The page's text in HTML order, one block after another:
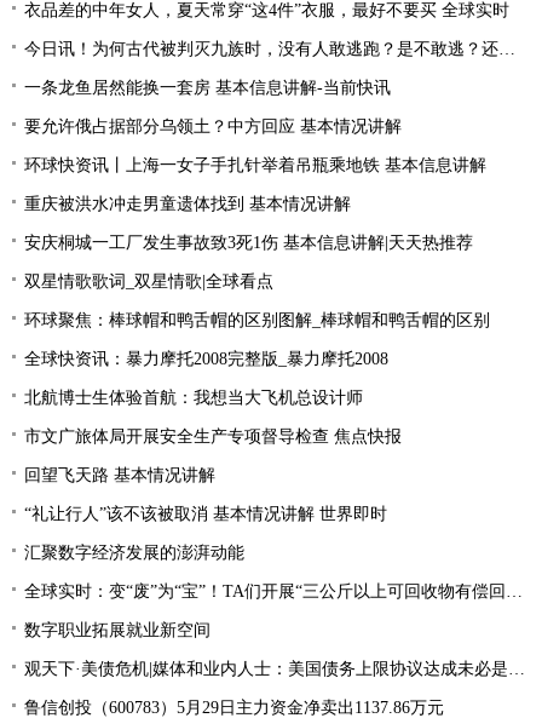
衣品差的中年女人，夏天常穿“这4件”衣服，最好不要买 全球实时
今日讯！为何古代被判灭九族时，没有人敢逃跑？是不敢逃？还是不能逃
一条龙鱼居然能换一套房 基本信息讲解-当前快讯
要允许俄占据部分乌领土？中方回应 基本情况讲解
环球快资讯丨上海一女子手扎针举着吊瓶乘地铁 基本信息讲解
重庆被洪水冲走男童遗体找到 基本情况讲解
安庆桐城一工厂发生事故致3死1伤 基本信息讲解|天天热推荐
双星情歌歌词_双星情歌|全球看点
环球聚焦：棒球帽和鸭舌帽的区别图解_棒球帽和鸭舌帽的区别
全球快资讯：暴力摩托2008完整版_暴力摩托2008
北航博士生体验首航：我想当大飞机总设计师
市文广旅体局开展安全生产专项督导检查 焦点快报
回望飞天路 基本情况讲解
“礼让行人”该不该被取消 基本情况讲解 世界即时
汇聚数字经济发展的澎湃动能
全球实时：变“废”为“宝”！TA们开展“三公斤以上可回收物有偿回收”宣传活动
数字职业拓展就业新空间
观天下·美债危机|媒体和业内人士：美国债务上限协议达成未必是“好消息”
鲁信创投（600783）5月29日主力资金净卖出1137.86万元